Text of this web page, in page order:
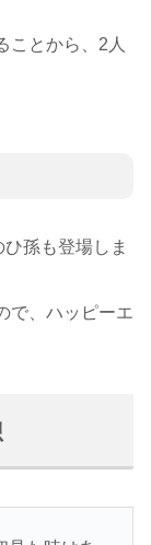
ことから、2人
孫も登場しま
で、ハッピーエ